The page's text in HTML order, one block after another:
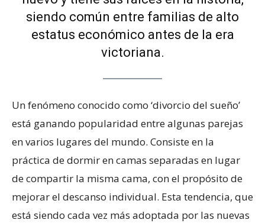
siendo común entre familias de alto
estatus económico antes de la era
victoriana.
Un fenómeno conocido como ‘divorcio del sueño’
está ganando popularidad entre algunas parejas
en varios lugares del mundo. Consiste en la
práctica de dormir en camas separadas en lugar
de compartir la misma cama, con el propósito de
mejorar el descanso individual. Esta tendencia, que
está siendo cada vez más adoptada por las nuevas